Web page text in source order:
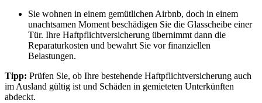
Sie wohnen in einem gemütlichen Airbnb, doch in einem
unachtsamen Moment beschädigen Sie die Glasscheibe einer
Tür. Ihre Haftpflichtversicherung übernimmt dann die
Reparaturkosten und bewahrt Sie vor finanziellen
Belastungen.
Tipp: Prüfen Sie, ob Ihre bestehende Haftpflichtversicherung auch
im Ausland gültig ist und Schäden in gemieteten Unterkünften
abdeckt.